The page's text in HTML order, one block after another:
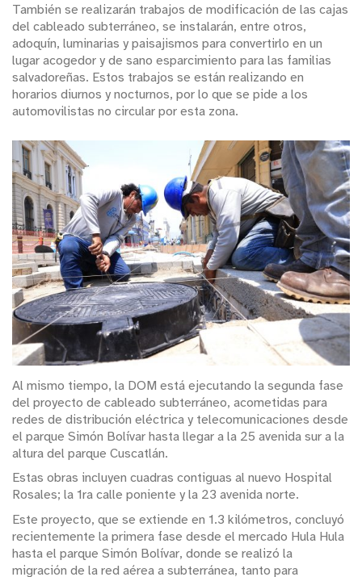
También se realizarán trabajos de modificación de las cajas
del cableado subterráneo, se instalarán, entre otros,
adoquín, luminarias y paisajismos para convertirlo en un
lugar acogedor y de sano esparcimiento para las familias
salvadoreñas. Estos trabajos se están realizando en
horarios diurnos y nocturnos, por lo que se pide a los
automovilistas no circular por esta zona.
Al mismo tiempo, la DOM está ejecutando la segunda fase
del proyecto de cableado subterráneo, acometidas para
redes de distribución eléctrica y telecomunicaciones desde
el parque Simón Bolívar hasta llegar a la 25 avenida sur a la
altura del parque Cuscatlán.
Estas obras incluyen cuadras contiguas al nuevo Hospital
Rosales; la 1ra calle poniente y la 23 avenida norte.
Este proyecto, que se extiende en 1.3 kilómetros, concluyó
recientemente la primera fase desde el mercado Hula Hula
hasta el parque Simón Bolívar, donde se realizó la
migración de la red aérea a subterránea, tanto para